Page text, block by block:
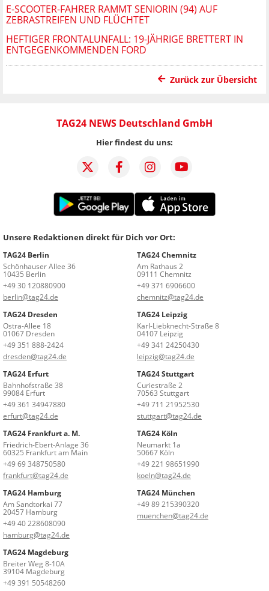
E-SCOOTER-FAHRER RAMMT SENIORIN (94) AUF
ZEBRASTREIFEN UND FLÜCHTET
HEFTIGER FRONTALUNFALL: 19-JÄHRIGE BRETTERT IN
ENTGEGENKOMMENDEN FORD
Zurück zur Übersicht
TAG24 NEWS Deutschland GmbH
Hier findest du uns:
Unsere Redaktionen direkt für Dich vor Ort:
TAG24 Berlin
Schönhauser Allee 36
10435 Berlin
+49 30 120880900
berlin@tag24.de
TAG24 Chemnitz
Am Rathaus 2
09111 Chemnitz
+49 371 6906600
chemnitz@tag24.de
TAG24 Dresden
Ostra-Allee 18
01067 Dresden
+49 351 888-2424
dresden@tag24.de
TAG24 Leipzig
Karl-Liebknecht-Straße 8
04107 Leipzig
+49 341 24250430
leipzig@tag24.de
TAG24 Erfurt
Bahnhofstraße 38
99084 Erfurt
+49 361 34947880
erfurt@tag24.de
TAG24 Stuttgart
Curiestraße 2
70563 Stuttgart
+49 711 21952530
stuttgart@tag24.de
TAG24 Frankfurt a. M.
Friedrich-Ebert-Anlage 36
60325 Frankfurt am Main
+49 69 348750580
frankfurt@tag24.de
TAG24 Köln
Neumarkt 1a
50667 Köln
+49 221 98651990
koeln@tag24.de
TAG24 Hamburg
Am Sandtorkai 77
20457 Hamburg
+49 40 228608090
hamburg@tag24.de
TAG24 München
+49 89 215390320
muenchen@tag24.de
TAG24 Magdeburg
Breiter Weg 8-10A
39104 Magdeburg
+49 391 50548260